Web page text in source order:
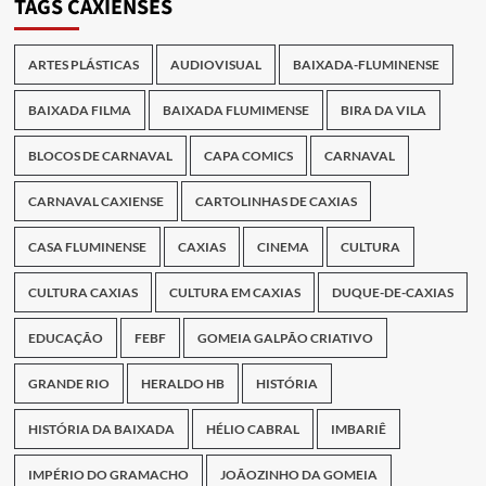
TAGS CAXIENSES
ARTES PLÁSTICAS AUDIOVISUAL BAIXADA-FLUMINENSE
BAIXADA FILMA BAIXADA FLUMIMENSE BIRA DA VILA
BLOCOS DE CARNAVAL CAPA COMICS CARNAVAL
CARNAVAL CAXIENSE CARTOLINHAS DE CAXIAS
CASA FLUMINENSE CAXIAS CINEMA CULTURA
CULTURA CAXIAS CULTURA EM CAXIAS DUQUE-DE-CAXIAS
EDUCAÇÃO FEBF GOMEIA GALPÃO CRIATIVO
GRANDE RIO HERALDO HB HISTÓRIA
HISTÓRIA DA BAIXADA HÉLIO CABRAL IMBARIÊ
IMPÉRIO DO GRAMACHO JOÃOZINHO DA GOMEIA